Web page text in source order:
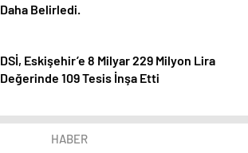
Daha Belirledi.
DSİ, Eskişehir’e 8 Milyar 229 Milyon Lira
Değerinde 109 Tesis İnşa Etti
HABER